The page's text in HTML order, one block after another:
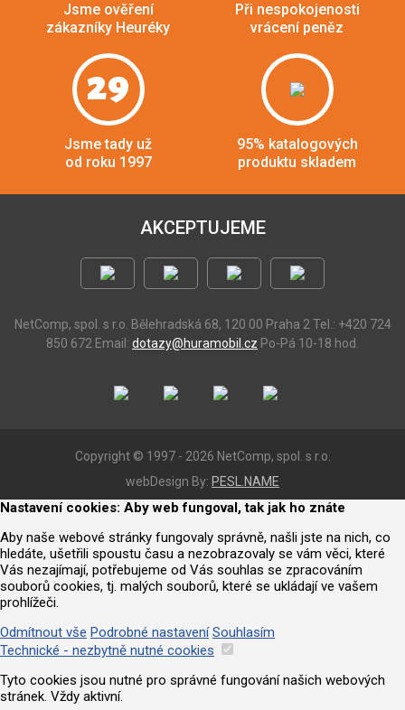
Jsme ověření
zákazníky Heuréky
Při nespokojenosti
vrácení peněz
29
Jsme tady už
od roku 1997
95% katalogových
produktu skladem
AKCEPTUJEME
NetComp, spol. s r.o. Bělehradská 68, 120 00 Praha 2 Tel.: +420 724
850 672 Email: dotazy@huramobil.cz Po-Pá 10-18 hod.
Copyright © 1997 - 2026 NetComp, spol. s r.o.
webDesign By: PESL.NAME
Nastavení cookies: Aby web fungoval, tak jak ho znáte
Aby naše webové stránky fungovaly správně, našli jste na nich, co
hledáte, ušetřili spoustu času a nezobrazovaly se vám věci, které
Vás nezajímají, potřebujeme od Vás souhlas se zpracováním
souborů cookies, tj. malých souborů, které se ukládají ve vašem
prohlížeči.
Odmítnout vše Podrobné nastavení Souhlasím
Technické - nezbytně nutné cookies
Tyto cookies jsou nutné pro správné fungování našich webových
stránek. Vždy aktivní.